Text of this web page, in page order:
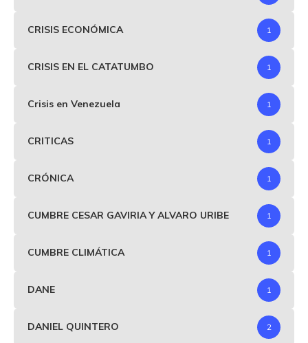
CRISIS ECONÓMICA 1
CRISIS EN EL CATATUMBO 1
Crisis en Venezuela 1
CRITICAS 1
CRÓNICA 1
CUMBRE CESAR GAVIRIA Y ALVARO URIBE 1
CUMBRE CLIMÁTICA 1
DANE 1
DANIEL QUINTERO 2